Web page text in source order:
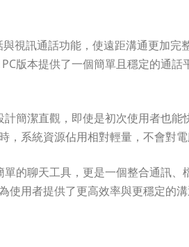
視訊通話功能，使遠距溝通更加
版本提供了一個簡單且穩定的通
簡潔直觀，即使是初次使用者也
系統資源佔用相對輕量，不會對
的聊天工具，更是一個整合通訊
使用者提供了更高效率與更穩定的